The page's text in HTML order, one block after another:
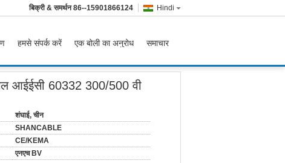
Hindi
बिक्री & समर्थन86--15901866124
हमसे संपर्क करें एक बोली का अनुरोध समाचार
आईईसी 60332 300/500 वी
शंघाई, चीन
SHANCABLE
CE/KEMA
एनएच BV